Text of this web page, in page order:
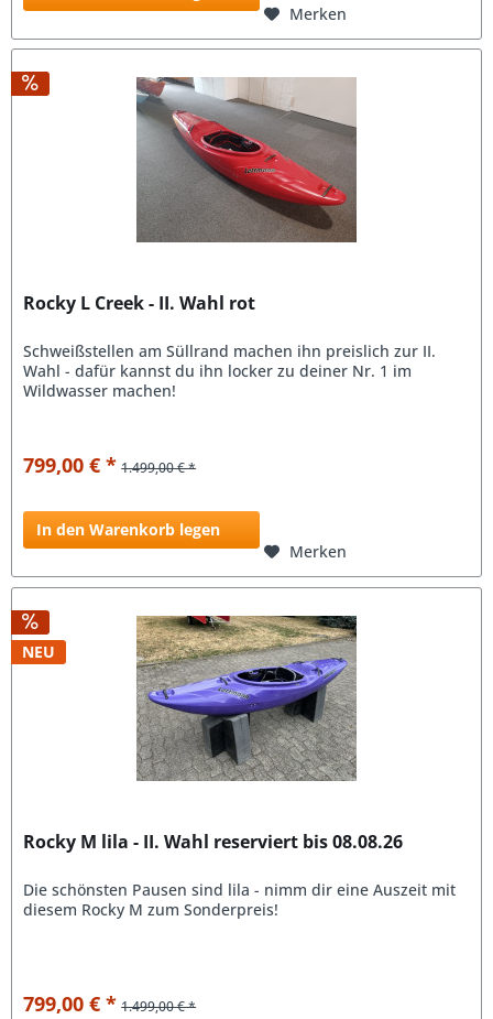
Merken
Rocky L Creek - II. Wahl rot
Schweißstellen am Süllrand machen ihn preislich zur II.
Wahl - dafür kannst du ihn locker zu deiner Nr. 1 im
Wildwasser machen!
799,00 € * 1.499,00 € *
In den Warenkorb legen
Merken
NEU
Rocky M lila - II. Wahl reserviert bis 08.08.26
Die schönsten Pausen sind lila - nimm dir eine Auszeit mit
diesem Rocky M zum Sonderpreis!
799,00 € * 1.499,00 € *